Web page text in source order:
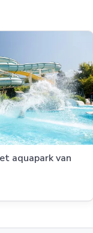
aquapark van